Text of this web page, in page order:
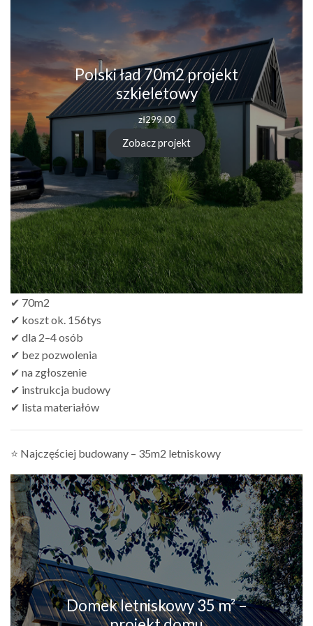
Polski ład 70m2 projekt
szkieletowy
zł299.00
Zobacz projekt
✔ 70m2
✔ koszt ok. 156tys
✔ dla 2–4 osób
✔ bez pozwolenia
✔ na zgłoszenie
✔ instrukcja budowy
✔ lista materiałów
⭐ Najczęściej budowany – 35m2 letniskowy
Domek letniskowy 35 m² –